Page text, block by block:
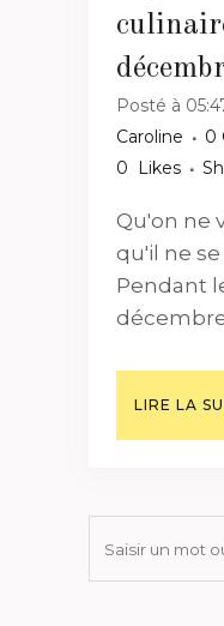
Posté à
Caroline
0
0
Likes
Qu'on ne
qu'il ne se
Pendant
LIRE LA